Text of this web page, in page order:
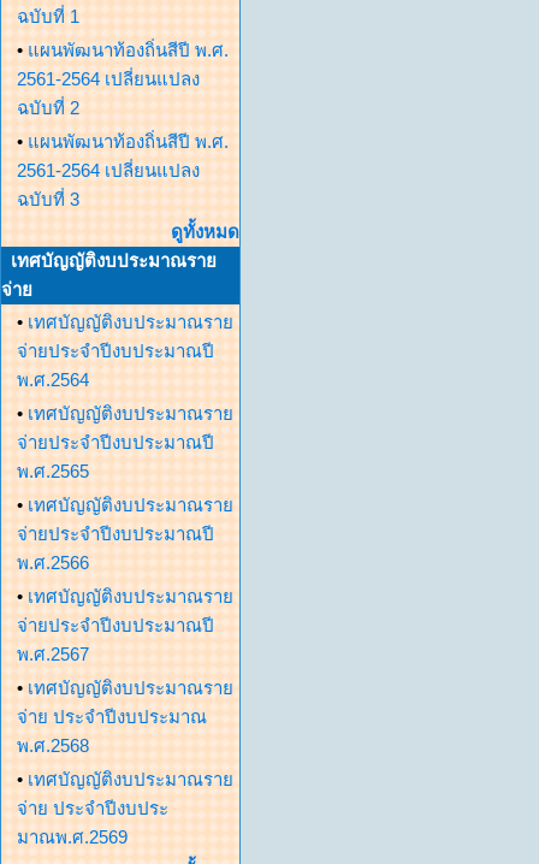
ฉบับที่ 1
• แผนพัฒนาท้องถิ่นสีปี พ.ศ.
2561-2564 เปลี่ยนแปลง
ฉบับที่ 2
• แผนพัฒนาท้องถิ่นสีปี พ.ศ.
2561-2564 เปลี่ยนแปลง
ฉบับที่ 3
ดูทั้งหมด
เทศบัญญัติงบประมาณราย
จ่าย
• เทศบัญญัติงบประมาณราย
จ่ายประจำปีงบประมาณปี
พ.ศ.2564
• เทศบัญญัติงบประมาณราย
จ่ายประจำปีงบประมาณปี
พ.ศ.2565
• เทศบัญญัติงบประมาณราย
จ่ายประจำปีงบประมาณปี
พ.ศ.2566
• เทศบัญญัติงบประมาณราย
จ่ายประจำปีงบประมาณปี
พ.ศ.2567
• เทศบัญญัติงบประมาณราย
จ่าย ประจำปีงบประมาณ
พ.ศ.2568
• เทศบัญญัติงบประมาณราย
จ่าย ประจำปีงบประ
มาณพ.ศ.2569